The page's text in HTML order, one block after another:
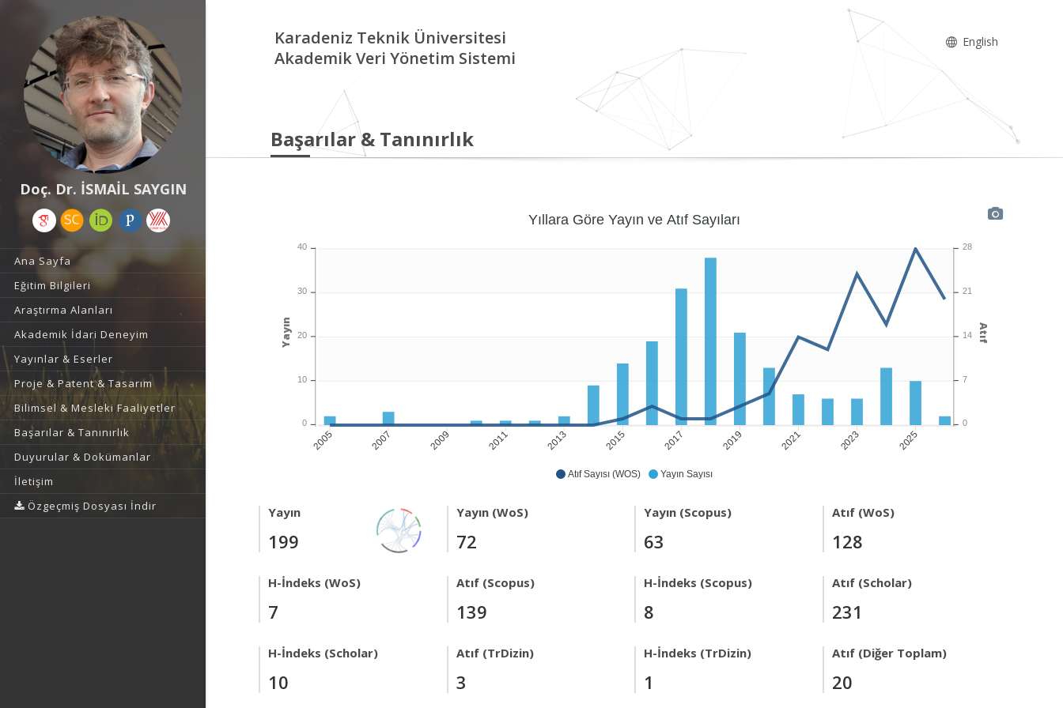
Doç. Dr. İSMAİL SAYGIN
Ana Sayfa
Eğitim Bilgileri
Araştırma Alanları
Akademik İdari Deneyim
Yayınlar & Eserler
Proje & Patent & Tasarım
Bilimsel & Mesleki Faaliyetler
Başarılar & Tanınırlık
Duyurular & Dokümanlar
İletişim
Özgeçmiş Dosyası İndir
Karadeniz Teknik Üniversitesi
Akademik Veri Yönetim Sistemi
English
Başarılar & Tanınırlık
Atıf Sayısı (WOS) Yayın Sayısı
2005 2007 2009 2011 2013 2015 2017 2019 2021 2023 2025
Yıllara Göre Yayın ve Atıf Sayıları
28
21
14
7
0
Atıf
40
30
20
10
0
Yayın
Yayın
199
Yayın (WoS)
72
Yayın (Scopus)
63
Atıf (WoS)
128
H-İndeks (WoS)
7
Atıf (Scopus)
139
H-İndeks (Scopus)
8
Atıf (Scholar)
231
H-İndeks (Scholar)
10
Atıf (TrDizin)
3
H-İndeks (TrDizin)
1
Atıf (Diğer Toplam)
20